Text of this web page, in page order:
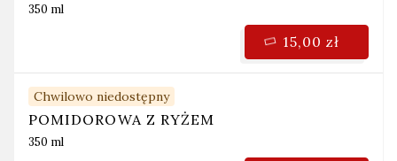
350 ml
Chwilowo niedostępny
POMIDOROWA Z RYŻEM
350 ml